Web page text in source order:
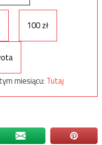
100 zł
miesiącu: Tutaj